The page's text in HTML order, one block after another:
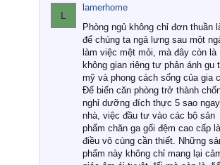
L
lamerhome
Phòng ngủ không chỉ đơn thuần
để chúng ta ngả lưng sau một
làm việc mệt mỏi, mà đây còn là
không gian riêng tư phản ánh gu
mỹ và phong cách sống của gia
Để biến căn phòng trở thành
nghỉ dưỡng đích thực 5 sao
nhà, việc đầu tư vào các bộ sản
phẩm chăn ga gối đệm cao cấp là
điều vô cùng cần thiết. Những
phẩm này không chỉ mang lại